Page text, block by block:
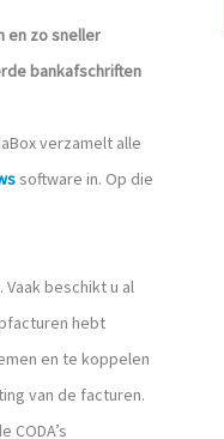
en zo sneller
bankafschriften
verzamelt alle
software in. Op die
beschikt u al
hebt
en te koppelen
van de facturen.